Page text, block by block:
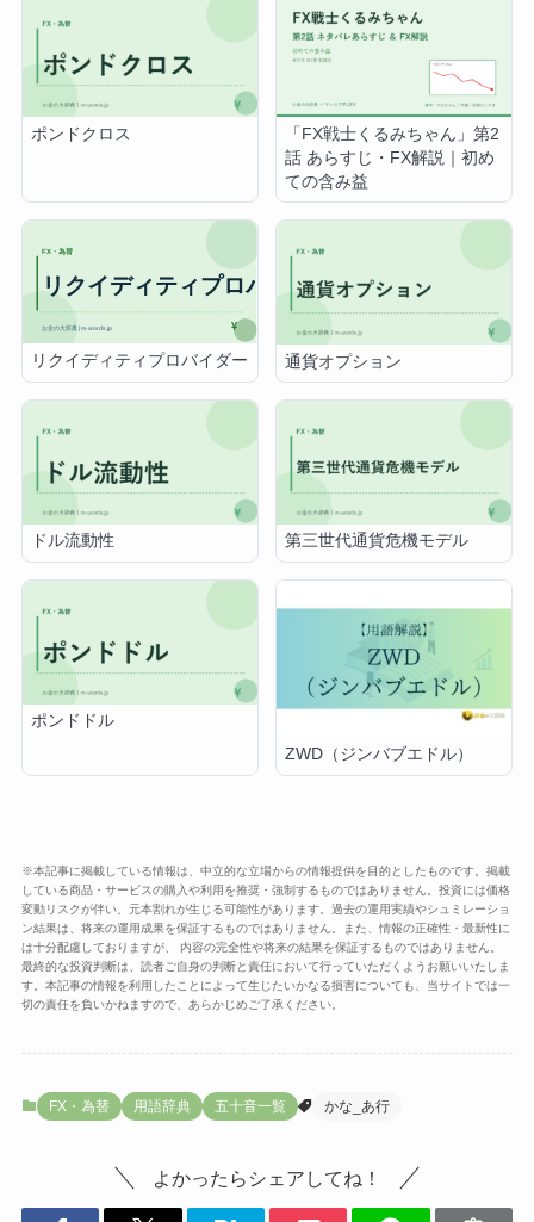
ポンドクロス
「FX戦士くるみちゃん」第2
話 あらすじ・FX解説｜初め
ての含み益
リクイディティプロバイダー 通貨オプション
ドル流動性 第三世代通貨危機モデル
ポンドドル
ZWD（ジンバブエドル）
※本記事に掲載している情報は、中立的な立場からの情報提供を目的としたものです。掲載
している商品・サービスの購入や利用を推奨・強制するものではありません。投資には価格
変動リスクが伴い、元本割れが生じる可能性があります。過去の運用実績やシュミレーショ
ン結果は、将来の運用成果を保証するものではありません。また、情報の正確性・最新性に
は十分配慮しておりますが、 内容の完全性や将来の結果を保証するものではありません。
最終的な投資判断は、読者ご自身の判断と責任において行っていただくようお願いいたしま
す。本記事の情報を利用したことによって生じたいかなる損害についても、当サイトでは一
切の責任を負いかねますので、あらかじめご了承ください。
FX・為替 用語辞典 五十音一覧 かな_あ行
よかったらシェアしてね！